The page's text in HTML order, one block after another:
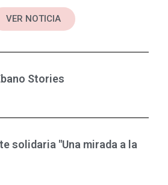
VER NOTICIA
Stories
solidaria "Una mirada a la